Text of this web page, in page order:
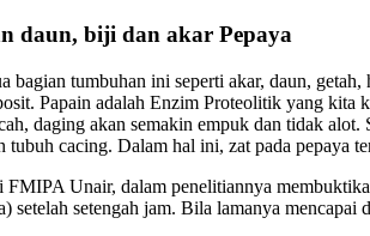
daun, biji dan akar Pepaya
bagian tumbuhan ini seperti akar, daun,
Papain adalah Enzim Proteolitik yang kita
daging akan semakin empuk dan tidak
tubuh cacing. Dalam hal ini, zat pada pepaya
Unair, dalam penelitiannya
setelah setengah jam. Bila lamanya mencapai